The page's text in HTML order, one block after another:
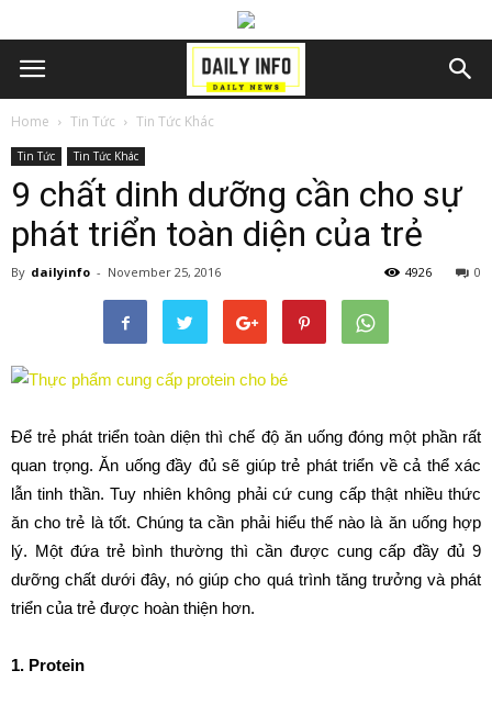
Home Tin Tức Tin Tức Khác
Tin Tức Tin Tức Khác
9 chất dinh dưỡng cần cho sự
phát triển toàn diện của trẻ
By dailyinfo - November 25, 2016 0
4926
Để trẻ phát triển toàn diện thì chế độ ăn uống đóng một phần rất
quan trọng. Ăn uống đầy đủ sẽ giúp trẻ phát triển về cả thể xác
lẫn tinh thần. Tuy nhiên không phải cứ cung cấp thật nhiều thức
ăn cho trẻ là tốt. Chúng ta cần phải hiểu thế nào là ăn uống hợp
lý. Một đứa trẻ bình thường thì cần được cung cấp đầy đủ 9
dưỡng chất dưới đây, nó giúp cho quá trình tăng trưởng và phát
triển của trẻ được hoàn thiện hơn.
1. Protein